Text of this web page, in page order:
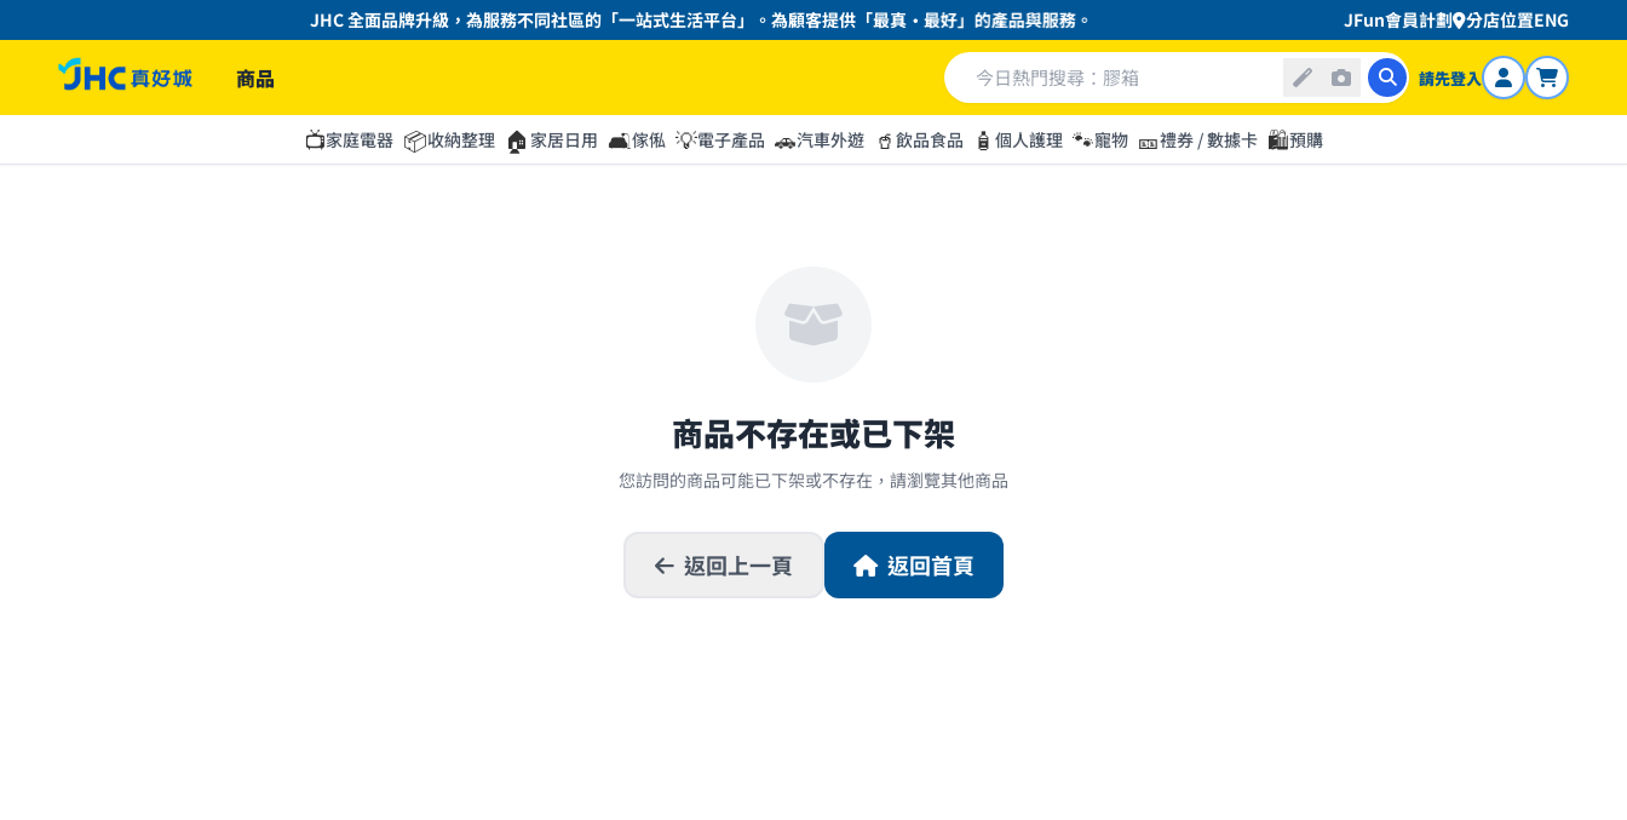
JHC 全面品牌升級，為服務不同社區的「一站式生活平台」。為顧客提供「最真・最好」的產品與服務。 JFun會員計劃 分店位置ENG
商品 請先登入
📺家庭電器 📦收納整理 🏠 家居日用 🛋️傢俬 💡電子產品 🚗汽車外遊 🥤 飲品食品 🧴 個人護理 🐾寵物 🎫禮券 / 數據卡 🛍️預購
商品不存在或已下架
您訪問的商品可能已下架或不存在，請瀏覽其他商品
返回上一頁 返回首頁